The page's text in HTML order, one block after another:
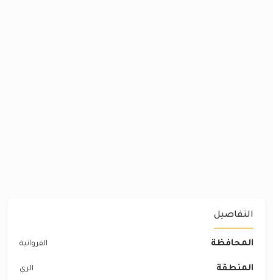
التفاصيل
المحافظة الفروانية
المنطقة الري